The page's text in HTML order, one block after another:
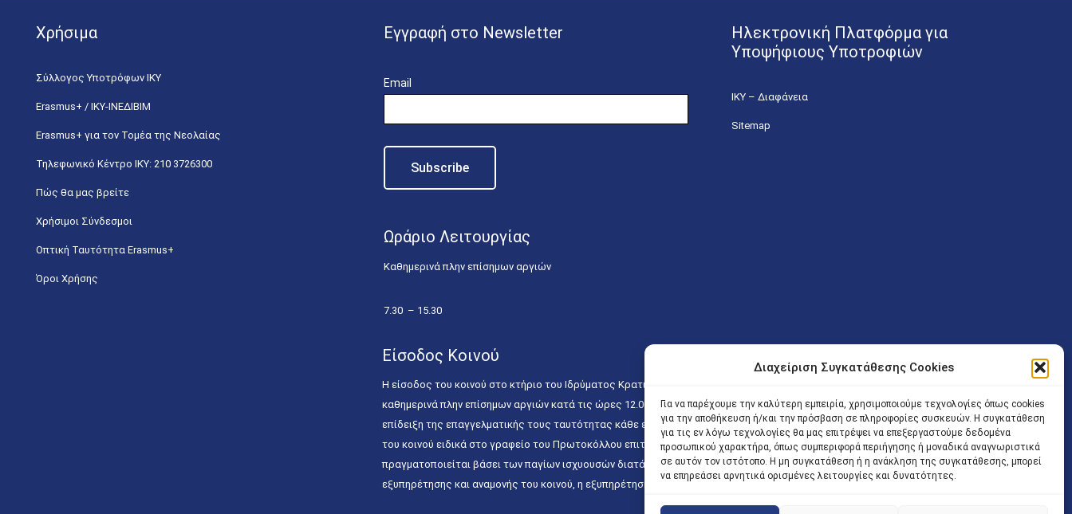
Διαχείριση Συγκατάθεσης Cookies
Για να παρέχουμε την καλύτερη εμπειρία, χρησιμοποιούμε τεχνολογίες όπως cookies
για την αποθήκευση ή/και την πρόσβαση σε πληροφορίες συσκευών. Η συγκατάθεση
για τις εν λόγω τεχνολογίες θα μας επιτρέψει να επεξεργαστούμε δεδομένα
προσωπικού χαρακτήρα, όπως συμπεριφορά περιήγησης ή μοναδικά αναγνωριστικά
σε αυτόν τον ιστότοπο. Η μη συγκατάθεση ή η ανάκληση της συγκατάθεσης, μπορεί
να επηρεάσει αρνητικά ορισμένες λειτουργίες και δυνατότητες.
Χρήσιμα
Σύλλογος Υποτρόφων ΙΚΥ
Erasmus+ / ΙΚΥ-ΙΝΕΔΙΒΙΜ
Erasmus+ για τον Τομέα της Νεολαίας
Τηλεφωνικό Κέντρο IKY: 210 3726300
Πώς θα μας βρείτε
Χρήσιμοι Σύνδεσμοι
Οπτική Ταυτότητα Erasmus+
Όροι Χρήσης
Εγγραφή στο Newsletter
Email
Ωράριο Λειτουργίας
Καθημερινά πλην επίσημων αργιών
7.30 – 15.30
Ηλεκτρονική Πλατφόρμα για
Υποψήφιους Υποτροφιών
ΙΚΥ – Διαφάνεια
Sitemap
Είσοδος Κοινού
Η είσοδος του κοινού στο κτήριο του Ιδρύματος Κρατικών Υποτροφιών (Λ. Εθνικής Αντιστάσεως 41 T.K.14234 Νέα Ιωνία), επιτρέπεται
καθημερινά πλην επίσημων αργιών κατά τις ώρες 12.00 – 15.00. Η είσοδος των Δικηγόρων στο κτήριο επιτρέπεται ελεύθερα με την
επίδειξη της επαγγελματικής τους ταυτότητας κάθε εργάσιμη ημέρα και ώρα χωρίς κανέναν χρονικό ή άλλο περιορισμό. Η είσοδος
του κοινού ειδικά στο γραφείο του Πρωτοκόλλου επιτρέπεται καθημερινά κατά τις ώρες 9.00 – 15.00. Η εξυπηρέτηση του κοινού
πραγματοποιείται βάσει των παγίων ισχυουσών διατάξεων. Για την αποφυγή συνωστισμού εντός του εσωτερικού χώρου
εξυπηρέτησης και αναμονής του κοινού, η εξυπηρέτησή του δύναται να πραγματοποιείται κατόπιν προγραμματισμένου ραντεβού.